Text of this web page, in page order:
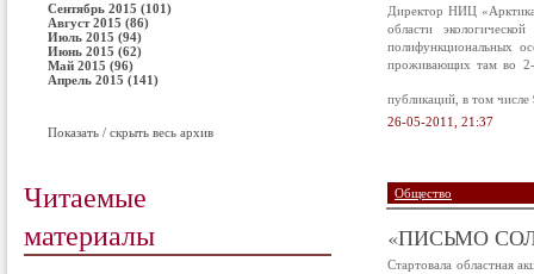
Сентябрь 2015 (101)
Август 2015 (86)
Июль 2015 (94)
Июнь 2015 (62)
Май 2015 (96)
Апрель 2015 (141)
Показать / скрыть весь архив
Читаемые
материалы
Директор НИЦ
области
полифункциональных
проживающих там во
публикаций, в том
26-05-2011, 21:37
Общество
«ПИСЬМО
Стартовала областная